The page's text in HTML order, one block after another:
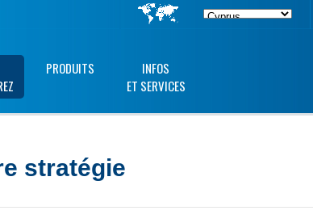
PRODUITS
INFOS
ET SERVICES
stratégie